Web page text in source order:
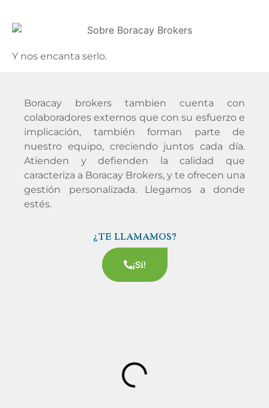
Y nos encanta serlo.
Boracay brokers tambien cuenta con
colaboradores externos que con su esfuerzo e
implicación, también forman parte de
nuestro equipo, creciendo juntos cada día.
Atienden y defienden la calidad que
caracteriza a Boracay Brokers, y te ofrecen una
gestión personalizada. Llegamos a donde
estés.
¿TE LLAMAMOS?
¡Sí!